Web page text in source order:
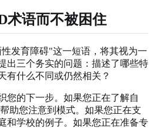
术语而不被困住
发育障碍"这一短语，将其视为一
出三个务实的问题：描述了哪些特
有什么不同或仍然相关？
您的下一步。如果您正在了解自
助您注意到模式。如果您正在支
和学校的例子。如果您正在准备专